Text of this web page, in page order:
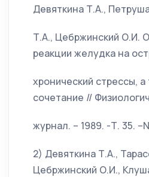
Девяткина Т.А.,
Т.А., Цебржинский О.И.
реакции желудка на
хронический стрессы, а
сочетание //
журнал. – 1989. -Т. 35.
2) Девяткина Т.А.,
Цебржинский О.И.,